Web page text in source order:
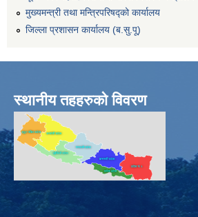
मुख्यमन्त्री तथा मन्त्रिपरिषद्को कार्यालय
जिल्ला प्रशासन कार्यालय (ब.सु.पू)
स्थानीय तहहरुको विवरण